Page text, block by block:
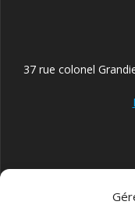
37 rue colonel